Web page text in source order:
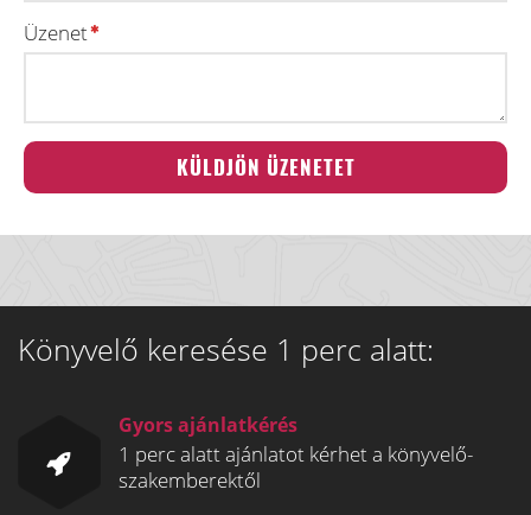
Üzenet
Könyvelő keresése 1 perc alatt:
Gyors ajánlatkérés
1 perc alatt ajánlatot kérhet a könyvelő-
szakemberektől